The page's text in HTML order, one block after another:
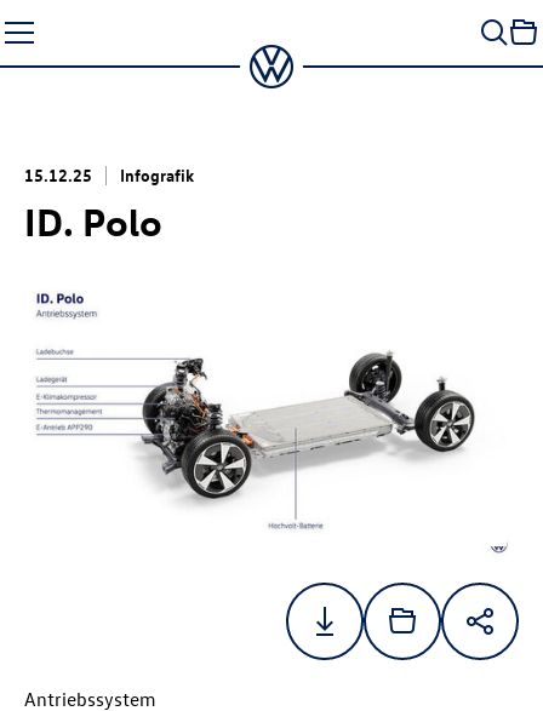
Seiteninhalt
springen
15.12.25 Infografik
ID. Polo
Antriebssystem